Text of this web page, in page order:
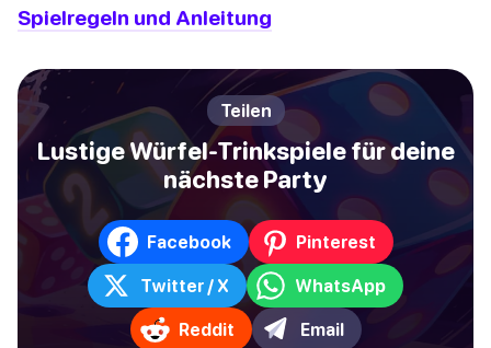
Spielregeln und Anleitung
Teilen
Lustige Würfel-Trinkspiele für deine
nächste Party
Facebook Pinterest
Twitter / X WhatsApp
Reddit Email